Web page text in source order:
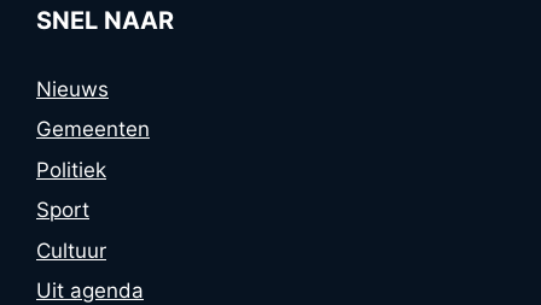
SNEL NAAR
Nieuws
Gemeenten
Politiek
Sport
Cultuur
Uit agenda